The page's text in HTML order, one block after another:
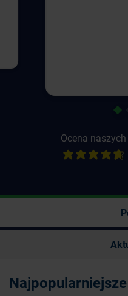
1
Ocena
Najpopularniejsze